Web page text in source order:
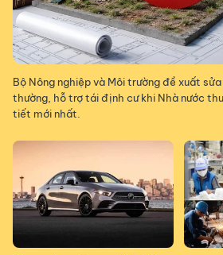
Bộ Nông nghiệp và Môi trường đề xuất
thường, hỗ trợ tái định cư khi Nhà nước
tiết mới nhất.